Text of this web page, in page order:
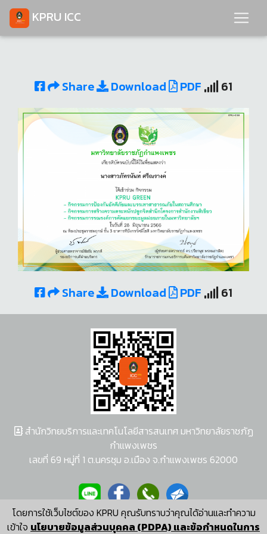
KPRU ICC
Share Download PDF 61
Share Download PDF 61
โดยการใช้เว็บไซต์ของ KPRU คุณรับทราบว่าคุณได้อ่านและทำความ
เข้าใจ นโยบายข้อมูลส่วนบุคคล (PDPA) และข้อกำหนดในการ
สำนักวิทยบริการและเทคโนโลยีสารสนเทศ มหาวิทยาลัยราชภัฏ
กำแพงเพชร
เลขที่ 69 หมู่ที่ 1 ต.นครชุม อ.เมือง จ.กำแพงเพชร 62000
ผู้พัฒนาระบบ อนุชา พวงผกา